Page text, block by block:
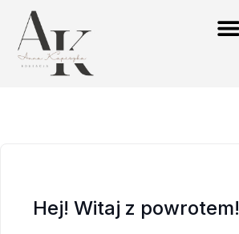
Hej! Witaj z powrotem!